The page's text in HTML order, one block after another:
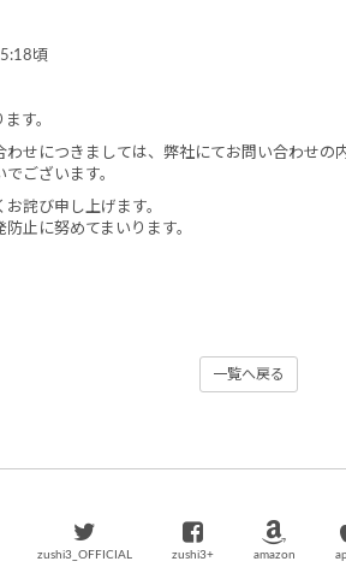
頃
す。
せにつきましては、弊社にてお問い合わせの
ございます。
詫び申し上げます。
止に努めてまいります。
一覧へ戻る
zushi3_OFFICIAL zushi3+ amazon